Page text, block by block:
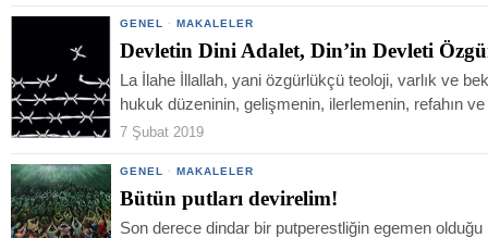
GENEL · MAKALELER
Devletin Dini Adalet, Din’in Devleti
La İlahe İllallah, yani özgürlükçü teoloji, varlık ve
hukuk düzeninin, gelişmenin, ilerlemenin, refahın ve
7 Şubat 2019
GENEL · MAKALELER
Bütün putları devirelim!
Son derece dindar bir putperestliğin egemen